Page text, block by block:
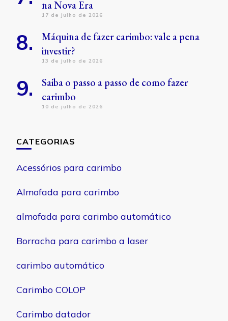
na Nova Era
17 de julho de 2026
Máquina de fazer carimbo: vale a pena
investir?
13 de julho de 2026
Saiba o passo a passo de como fazer
carimbo
10 de julho de 2026
CATEGORIAS
Acessórios para carimbo
Almofada para carimbo
almofada para carimbo automático
Borracha para carimbo a laser
carimbo automático
Carimbo COLOP
Carimbo datador